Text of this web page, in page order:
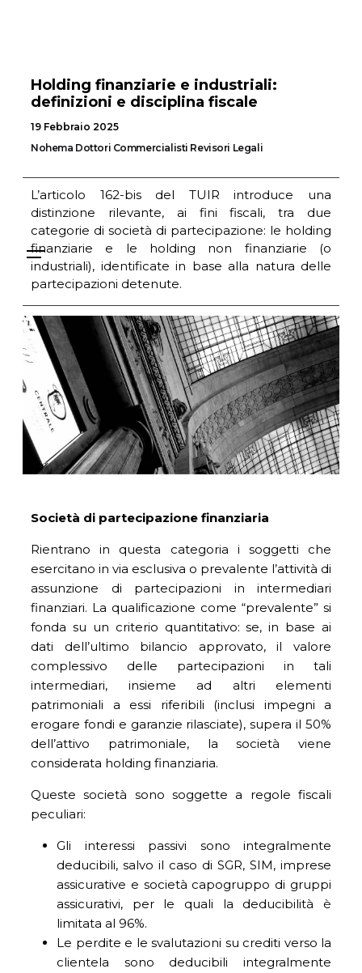
Holding finanziarie e industriali:
definizioni e disciplina fiscale
19 Febbraio 2025
Nohema Dottori Commercialisti Revisori Legali
L’articolo 162-bis del TUIR introduce una
distinzione rilevante, ai fini fiscali, tra due
categorie di società di partecipazione: le holding
finanziarie e le holding non finanziarie (o
industriali), identificate in base alla natura delle
partecipazioni detenute.
Società di partecipazione finanziaria
Rientrano in questa categoria i soggetti che
esercitano in via esclusiva o prevalente l’attività di
assunzione di partecipazioni in intermediari
finanziari. La qualificazione come “prevalente” si
fonda su un criterio quantitativo: se, in base ai
dati dell’ultimo bilancio approvato, il valore
complessivo delle partecipazioni in tali
intermediari, insieme ad altri elementi
patrimoniali a essi riferibili (inclusi impegni a
erogare fondi e garanzie rilasciate), supera il 50%
dell’attivo patrimoniale, la società viene
considerata holding finanziaria.
Queste società sono soggette a regole fiscali
peculiari:
Gli interessi passivi sono integralmente
deducibili, salvo il caso di SGR, SIM, imprese
assicurative e società capogruppo di gruppi
assicurativi, per le quali la deducibilità è
limitata al 96%.
Le perdite e le svalutazioni su crediti verso la
clientela sono deducibili integralmente